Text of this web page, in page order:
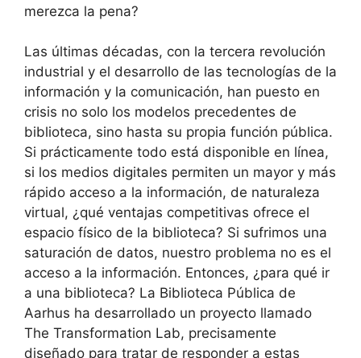
merezca la pena?
Las últimas décadas, con la tercera revolución
industrial y el desarrollo de las tecnologías de la
información y la comunicación, han puesto en
crisis no solo los modelos precedentes de
biblioteca, sino hasta su propia función pública.
Si prácticamente todo está disponible en línea,
si los medios digitales permiten un mayor y más
rápido acceso a la información, de naturaleza
virtual, ¿qué ventajas competitivas ofrece el
espacio físico de la biblioteca? Si sufrimos una
saturación de datos, nuestro problema no es el
acceso a la información. Entonces, ¿para qué ir
a una biblioteca? La Biblioteca Pública de
Aarhus ha desarrollado un proyecto llamado
The Transformation Lab, precisamente
diseñado para tratar de responder a estas